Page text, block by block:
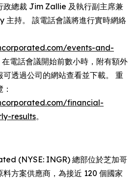
政總裁 Jim Zallie 及執行副主席兼
主持。 該電話會議將進行實時網絡
events-and-
在電話會議開始前數小時，附有額外
可透過公司的網站查看並下載。 重
financial-
results。
(NYSE: INGR) 總部位於芝加哥
方案供應商，為接近 120 個國家